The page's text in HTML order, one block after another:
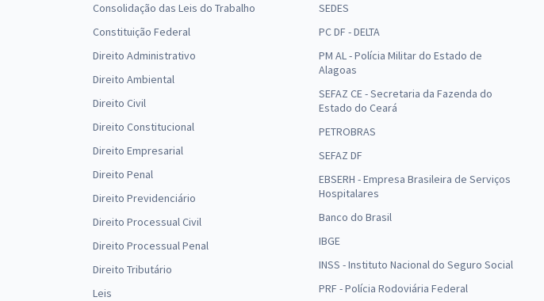
Consolidação das Leis do Trabalho
Constituição Federal
Direito Administrativo
Direito Ambiental
Direito Civil
Direito Constitucional
Direito Empresarial
Direito Penal
Direito Previdenciário
Direito Processual Civil
Direito Processual Penal
Direito Tributário
Leis
SEDES
PC DF - DELTA
PM AL - Polícia Militar do Estado de
Alagoas
SEFAZ CE - Secretaria da Fazenda do
Estado do Ceará
PETROBRAS
SEFAZ DF
EBSERH - Empresa Brasileira de Serviços
Hospitalares
Banco do Brasil
IBGE
INSS - Instituto Nacional do Seguro Social
PRF - Polícia Rodoviária Federal